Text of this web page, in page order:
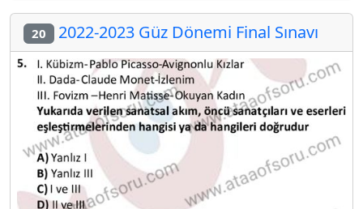
20 2022-2023 Güz Dönemi Final Sınavı